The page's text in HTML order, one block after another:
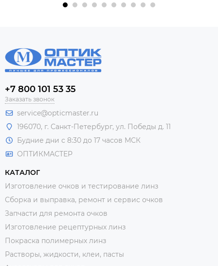
+7 800 101 53 35
Заказать звонок
service@opticmaster.ru
196070, г. Санкт-Петербург, ул. Победы д. 11
Будние дни с 8:30 до 17 часов МСК
ОПТИКМАСТЕР
КАТАЛОГ
Изготовление очков и тестирование линз
Сборка и выправка, ремонт и сервис очков
Запчасти для ремонта очков
Изготовление рецептурных линз
Покраска полимерных линз
Растворы, жидкости, клеи, пасты